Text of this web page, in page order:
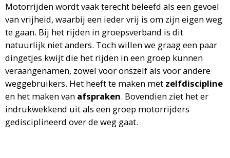
Motorrijden wordt vaak terecht beleefd als een gevoel
van vrijheid, waarbij een ieder vrij is om zijn eigen weg
te gaan. Bij het rijden in groepsverband is dit
natuurlijk niet anders. Toch willen we graag een paar
dingetjes kwijt die het rijden in een groep kunnen
veraangenamen, zowel voor onszelf als voor andere
weggebruikers. Het heeft te maken met zelfdiscipline
en het maken van afspraken. Bovendien ziet het er
indrukwekkend uit als een groep motorrijders
gedisciplineerd over de weg gaat.